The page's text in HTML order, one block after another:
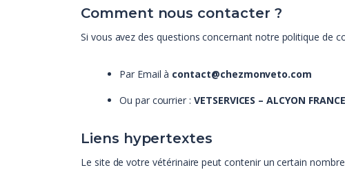
Comment nous contacter ?
Si vous avez des questions concernant notre politique de
Par Email à contact@chezmonveto.com
Ou par courrier : VETSERVICES – ALCYON
Liens hypertextes
Le site de votre vétérinaire peut contenir un certain